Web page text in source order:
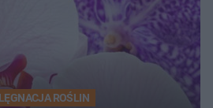
ROŚLIN